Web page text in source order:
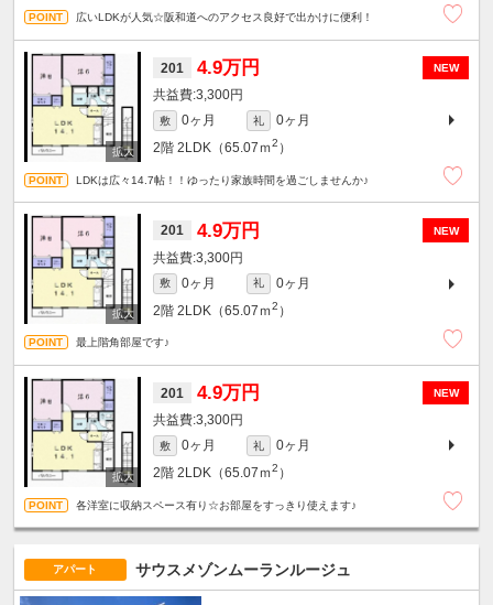
広いLDKが人気☆阪和道へのアクセス良好で出かけに便利！
NEW
201 4.9万円
3,300円
敷 0ヶ月 礼
0ヶ月
2階 2LDK（65.07ｍ2 ）
LDKは広々14.7帖！！ゆったり家族時間を過ごしませんか♪
NEW
201 4.9万円
3,300円
敷 0ヶ月 礼
0ヶ月
2階 2LDK（65.07ｍ2 ）
最上階角部屋です♪
NEW
201 4.9万円
3,300円
敷 0ヶ月 礼
0ヶ月
2階 2LDK（65.07ｍ2 ）
各洋室に収納スペース有り☆お部屋をすっきり使えます♪
アパート サウスメゾンムーランルージュ